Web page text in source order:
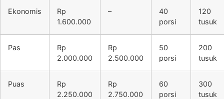
Ekonomis
Rp
1.600.000
–
40
porsi
120
tusuk
Pas
Rp
2.000.000
Rp
2.500.000
50
porsi
200
tusuk
Puas
Rp
2.250.000
Rp
2.750.000
60
porsi
300
tusuk